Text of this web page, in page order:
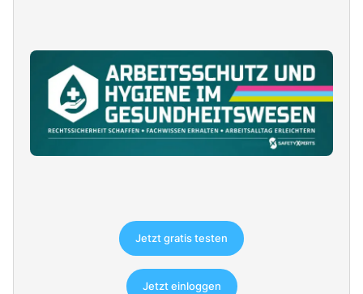
Jetzt gratis testen
Jetzt einloggen